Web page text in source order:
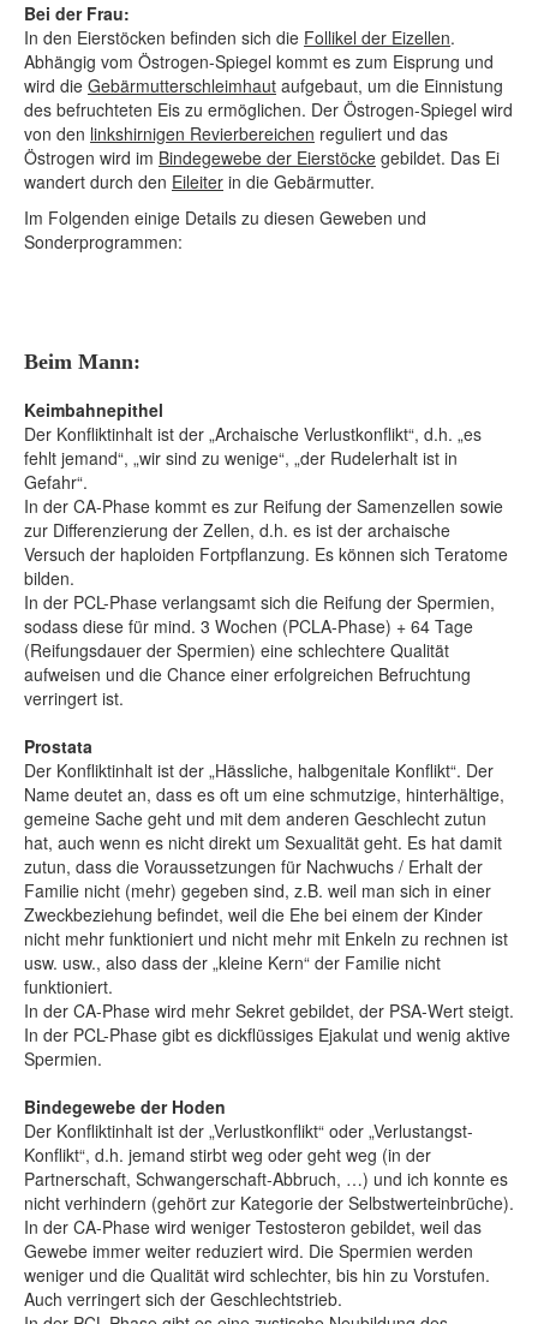
Bei der Frau:
In den Eierstöcken befinden sich die Follikel der Eizellen.
Abhängig vom Östrogen-Spiegel kommt es zum Eisprung und
wird die Gebärmutterschleimhaut aufgebaut, um die Einnistung
des befruchteten Eis zu ermöglichen. Der Östrogen-Spiegel wird
von den linkshirnigen Revierbereichen reguliert und das
Östrogen wird im Bindegewebe der Eierstöcke gebildet. Das Ei
wandert durch den Eileiter in die Gebärmutter.
Im Folgenden einige Details zu diesen Geweben und
Sonderprogrammen:
Beim Mann:
Keimbahnepithel
Der Konfliktinhalt ist der „Archaische Verlustkonflikt“, d.h. „es
fehlt jemand“, „wir sind zu wenige“, „der Rudelerhalt ist in
Gefahr“.
In der CA-Phase kommt es zur Reifung der Samenzellen sowie
zur Differenzierung der Zellen, d.h. es ist der archaische
Versuch der haploiden Fortpflanzung. Es können sich Teratome
bilden.
In der PCL-Phase verlangsamt sich die Reifung der Spermien,
sodass diese für mind. 3 Wochen (PCLA-Phase) + 64 Tage
(Reifungsdauer der Spermien) eine schlechtere Qualität
aufweisen und die Chance einer erfolgreichen Befruchtung
verringert ist.
Prostata
Der Konfliktinhalt ist der „Hässliche, halbgenitale Konflikt“. Der
Name deutet an, dass es oft um eine schmutzige, hinterhältige,
gemeine Sache geht und mit dem anderen Geschlecht zutun
hat, auch wenn es nicht direkt um Sexualität geht. Es hat damit
zutun, dass die Voraussetzungen für Nachwuchs / Erhalt der
Familie nicht (mehr) gegeben sind, z.B. weil man sich in einer
Zweckbeziehung befindet, weil die Ehe bei einem der Kinder
nicht mehr funktioniert und nicht mehr mit Enkeln zu rechnen ist
usw. usw., also dass der „kleine Kern“ der Familie nicht
funktioniert.
In der CA-Phase wird mehr Sekret gebildet, der PSA-Wert steigt.
In der PCL-Phase gibt es dickflüssiges Ejakulat und wenig aktive
Spermien.
Bindegewebe der Hoden
Der Konfliktinhalt ist der „Verlustkonflikt“ oder „Verlustangst-
Konflikt“, d.h. jemand stirbt weg oder geht weg (in der
Partnerschaft, Schwangerschaft-Abbruch, …) und ich konnte es
nicht verhindern (gehört zur Kategorie der Selbstwerteinbrüche).
In der CA-Phase wird weniger Testosteron gebildet, weil das
Gewebe immer weiter reduziert wird. Die Spermien werden
weniger und die Qualität wird schlechter, bis hin zu Vorstufen.
Auch verringert sich der Geschlechtstrieb.